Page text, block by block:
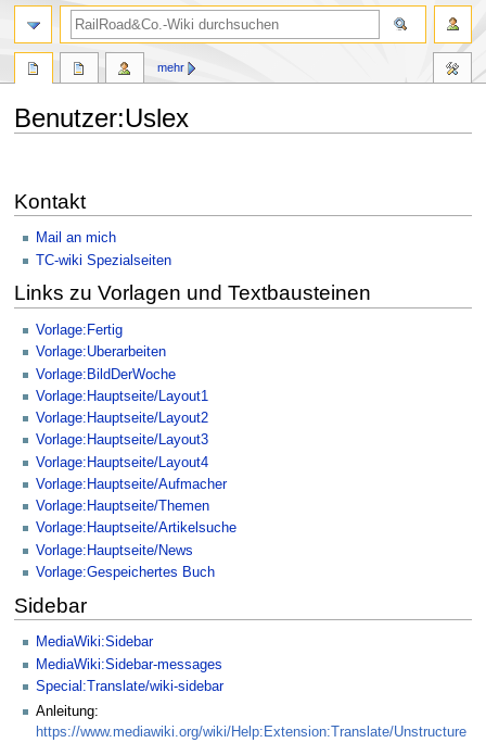
Benutzer:Uslex
springen
springen
Kontakt
Mail an mich
TC-wiki Spezialseiten
Links zu Vorlagen und Textbausteinen
Vorlage:Fertig
Vorlage:Uberarbeiten
Vorlage:BildDerWoche
Vorlage:Hauptseite/Layout1
Vorlage:Hauptseite/Layout2
Vorlage:Hauptseite/Layout3
Vorlage:Hauptseite/Layout4
Vorlage:Hauptseite/Aufmacher
Vorlage:Hauptseite/Themen
Vorlage:Hauptseite/Artikelsuche
Vorlage:Hauptseite/News
Vorlage:Gespeichertes Buch
Sidebar
MediaWiki:Sidebar
MediaWiki:Sidebar-messages
Special:Translate/wiki-sidebar
Anleitung:
https://www.mediawiki.org/wiki/Help:Extension:Translate/Unstructure
mehr
Suche